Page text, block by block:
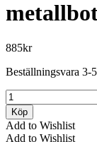
885kr
Beställningsvara 3-
Krabbtina
-
Fällbar
med
Köp
Add to Wishlist
Add to Wishlist